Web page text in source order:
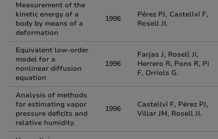
Measurement of the
kinetic energy of a
body by means of a
deformation
1996
Pérez PJ, Castellví F,
Rosell JI.
Equivalent low-order
model for a
nonlinear diffusion
equation
1996
Farjas J, Rosell JI,
Herrero R, Pons R, Pi
F, Orriols G.
Analysis of methods
for estimating vapor
pressure deficits and
relative humidity.
1996
Castellví F, Pérez PJ,
Villar JM, Rosell JI.